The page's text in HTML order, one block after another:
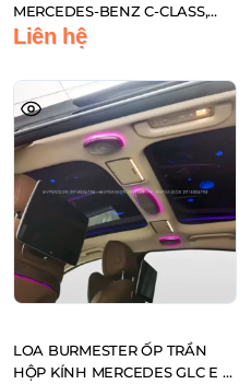
MERCEDES-BENZ C-CLASS,
GLC-CLASS, E-CLASS
Liên hệ
LOA BURMESTER ỐP TRẦN
HỘP KÍNH MERCEDES GLC E S